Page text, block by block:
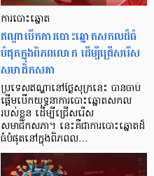
ការបោះឆ្នោត
ឥណ្ឌាបើកការបោះឆ្នោតសកលដ៏ធំ
បំផុតក្នុងពិភពលោក ដើម្បីជ្រើសរើស
សមាជិកសភា
ប្រទេសឥណ្ឌានៅថ្ងៃសុក្រនេះ បានចាប់
ផ្តើមបើកយុទ្ធនាការបោះឆ្នោតសកល
របស់ខ្លួន ដើម្បីជ្រើសរើស
សមាជិកសភា។ នេះគឺជាការបោះឆ្នោតដ៏
ធំបំផុតនៅក្នុងពិភពល…